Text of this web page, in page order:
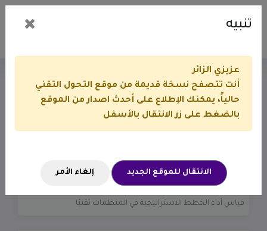
قياس أداء الخطط
الاستراتيجية في المنظمات
قياس أداء الخطط الاستراتيجية في المنظمات تقنيًا
تنبيه
عزيزي الزائر
أنت تتصفح نسخة قديمة من موقع التحول التقني
حالياً، يمكنك الإطلاع على أحدث اصدار من الموقع
بالضغط على زر الانتقال بالأسفل
الانتقال للموقع الجديد إلغاء الأمر